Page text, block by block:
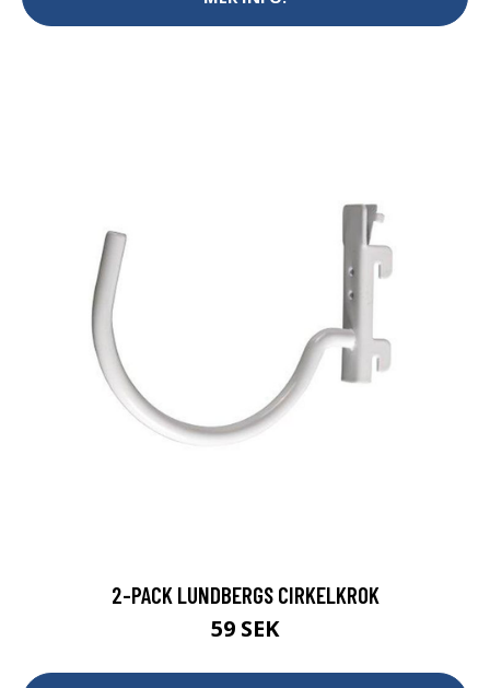
2-PACK LUNDBERGS CIRKELKROK
59 SEK